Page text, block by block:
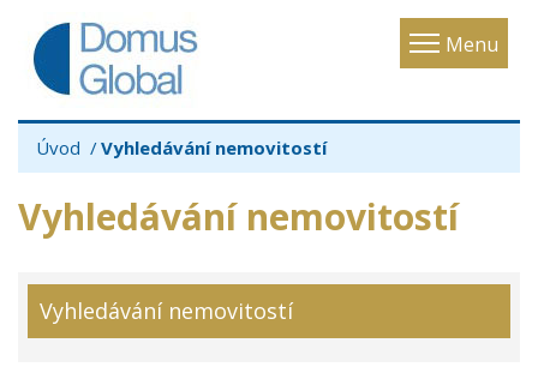
Menu
Toggle
Úvod Vyhledávání nemovitostí
Vyhledávání nemovitostí
Vyhledávání nemovitostí